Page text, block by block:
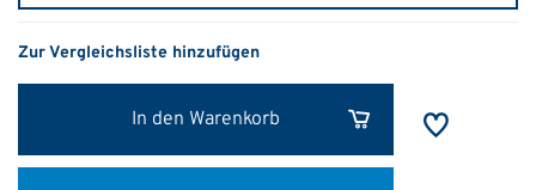
Zur Vergleichsliste hinzufügen
In den Warenkorb